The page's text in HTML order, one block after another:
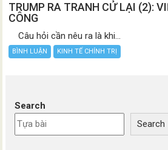
TRUMP RA TRANH CỬ LẠI (2):
CÔNG
Câu hỏi cần nêu ra là khi...
BÌNH LUẬN KINH TẾ CHÍNH TRỊ
Search
Search